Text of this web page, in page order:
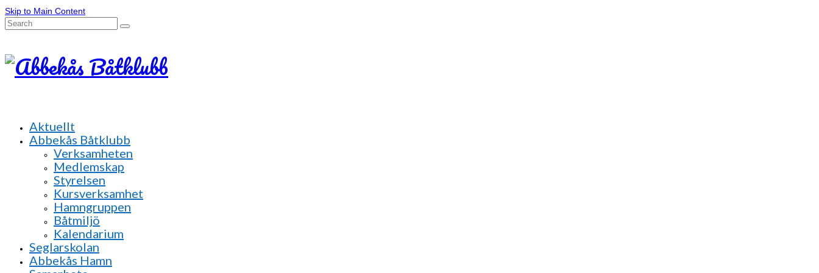
Skip to Main Content
Search
Aktuellt
Abbekås Båtklubb
Verksamheten
Medlemskap
Styrelsen
Kursverksamhet
Hamngruppen
Båtmiljö
Kalendarium
Seglarskolan
Abbekås Hamn